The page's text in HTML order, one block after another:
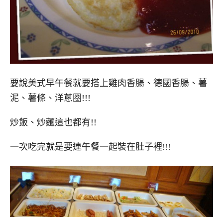
要說美式早午餐就要搭上雞肉香腸、德國香腸、薯
泥、薯條、洋蔥圈!!!
炒飯、炒麵這也都有!!
一次吃完就是要連午餐一起裝在肚子裡!!!